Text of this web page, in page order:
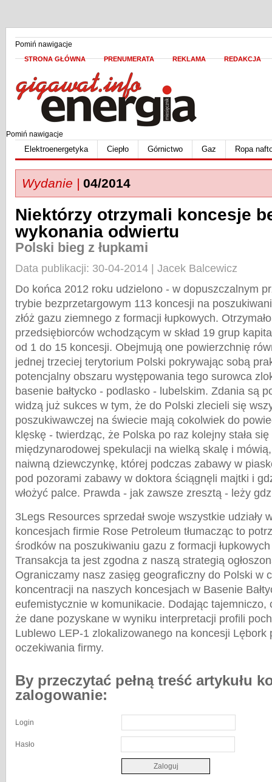
Pomiń nawigacje
STRONA GŁÓWNA PRENUMERATA REKLAMA REDAKCJA
Pomiń nawigacje
Elektroenergetyka Ciepło Górnictwo Gaz Ropa
Wydanie | 04/2014
Niektórzy otrzymali koncesje
wykonania odwiertu
Polski bieg z łupkami
Data publikacji: 30-04-2014 | Jacek Balcewicz
Do końca 2012 roku udzielono - w dopuszczalnym
trybie bezprzetargowym 113 koncesji na
złóż gazu ziemnego z formacji łupkowych.
przedsiębiorców wchodzącym w skład 19 grup
od 1 do 15 koncesji. Obejmują one powierzchnię
jednej trzeciej terytorium Polski pokrywając sobą
potencjalny obszaru występowania tego surowca
basenie bałtycko - podlasko - lubelskim. Zdania są
widzą już sukces w tym, że do Polski zlecieli się
poszukiwawczej na świecie mają cokolwiek do
klęskę - twierdząc, że Polska po raz kolejny stała
międzynarodowej spekulacji na wielką skalę i
naiwną dziewczynkę, której podczas zabawy w
pod pozorami zabawy w doktora ściągnęli majtki i
włożyć palce. Prawda - jak zawsze zresztą - leży
3Legs Resources sprzedał swoje wszystkie udziały
koncesjach firmie Rose Petroleum tłumacząc to
środków na poszukiwaniu gazu z formacji
Transakcja ta jest zgodna z naszą strategią
Ograniczamy nasz zasięg geograficzny do Polski w
koncentracji na naszych koncesjach w Basenie
eufemistycznie w komunikacie. Dodając tajemniczo,
że dane pozyskane w wyniku interpretacji profili
Lublewo LEP-1 zlokalizowanego na koncesji Lębork
oczekiwania firmy.
By przeczytać pełną treść artykułu
zalogowanie:
Login
Hasło